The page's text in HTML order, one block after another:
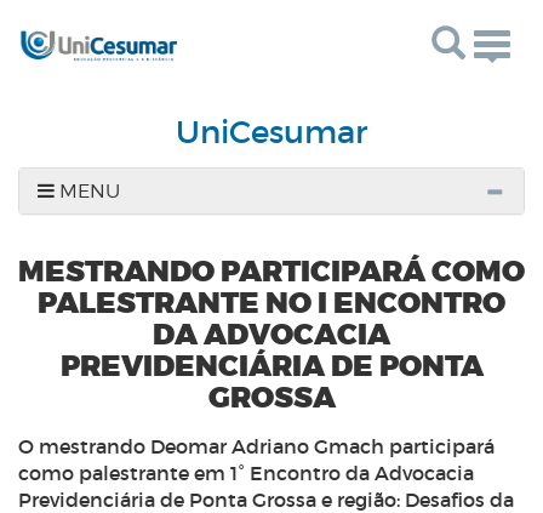
UniCesumar
MENU
MESTRANDO PARTICIPARÁ COMO
PALESTRANTE NO I ENCONTRO
DA ADVOCACIA
PREVIDENCIÁRIA DE PONTA
GROSSA
O mestrando Deomar Adriano Gmach participará
como palestrante em 1° Encontro da Advocacia
Previdenciária de Ponta Grossa e região: Desafios da